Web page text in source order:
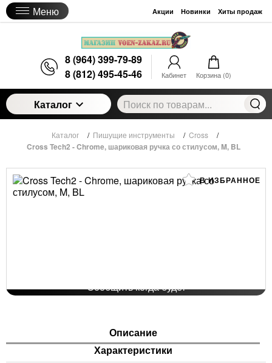
Меню Акции Новинки Хиты продаж
8 (964) 399-79-89
8 (812) 495-45-46
Кабинет Корзина (0)
Каталог
Каталог / Пишущие инструменты / Cross /
Cross Tech2 - Chrome, шариковая ручка со стилусом, M, BL
В ИЗБРАННОЕ
Cross Tech2 - Chrome, шариковая ручка со
Сообщить когда будет
Описание
Характеристики